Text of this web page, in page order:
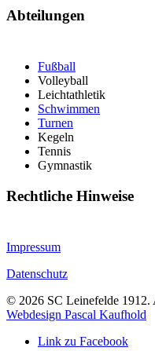
Abteilungen
Fußball
Volleyball
Leichtathletik
Schwimmen
Turnen
Kegeln
Tennis
Gymnastik
Rechtliche Hinweise
Impressum
Datenschutz
© 2026 SC Leinefelde 1912.
Webdesign Pascal Kaufhold
Link zu Facebook